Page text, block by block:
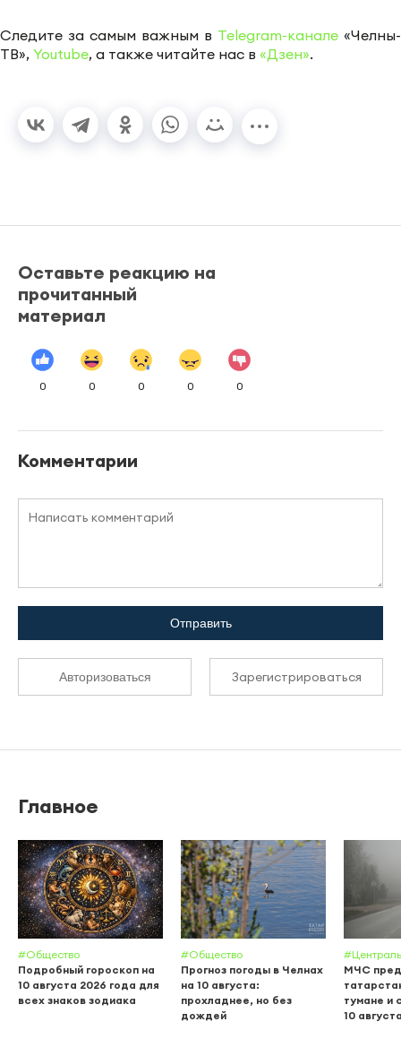
Следите за самым важным в Telegram-канале «Челны-
ТВ», Youtube, а также читайте нас в «Дзен».
Оставьте реакцию на
прочитанный
материал
0 0 0 0 0
Комментарии
Отправить
Авторизоваться Зарегистрироваться
Главное
#Общество
Подробный гороскоп на
10 августа 2026 года для
всех знаков зодиака
#Общество
Прогноз погоды в Челнах
на 10 августа:
прохладнее, но без
дождей
МЧС
тумане и
10